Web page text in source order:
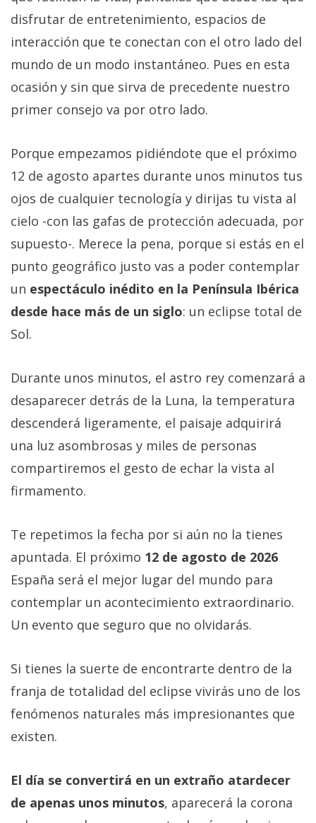
disfrutar de entretenimiento, espacios de
interacción que te conectan con el otro lado del
mundo de un modo instantáneo. Pues en esta
ocasión y sin que sirva de precedente nuestro
primer consejo va por otro lado.
Porque empezamos pidiéndote que el próximo
12 de agosto apartes durante unos minutos tus
ojos de cualquier tecnología y dirijas tu vista al
cielo -con las gafas de protección adecuada, por
supuesto-. Merece la pena, porque si estás en el
punto geográfico justo vas a poder contemplar
un espectáculo inédito en la Península Ibérica
desde hace más de un siglo: un eclipse total de
Sol.
Durante unos minutos, el astro rey comenzará a
desaparecer detrás de la Luna, la temperatura
descenderá ligeramente, el paisaje adquirirá
una luz asombrosas y miles de personas
compartiremos el gesto de echar la vista al
firmamento.
Te repetimos la fecha por si aún no la tienes
apuntada. El próximo 12 de agosto de 2026
España será el mejor lugar del mundo para
contemplar un acontecimiento extraordinario.
Un evento que seguro que no olvidarás.
Si tienes la suerte de encontrarte dentro de la
franja de totalidad del eclipse vivirás uno de los
fenómenos naturales más impresionantes que
existen.
El día se convertirá en un extraño atardecer
de apenas unos minutos, aparecerá la corona